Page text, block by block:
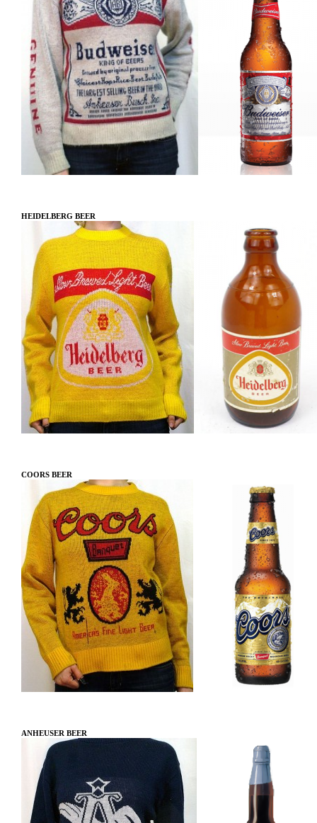
HEIDELBERG BEER
COORS BEER
ANHEUSER BEER